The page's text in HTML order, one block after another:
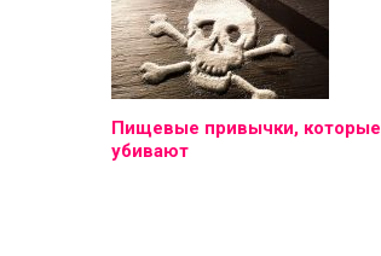
Пищевые привычки, которые
убивают